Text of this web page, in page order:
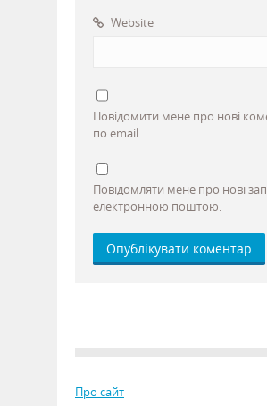
Website
Повідомити мене про нові
по email.
Повідомляти мене про нові
електронною поштою.
Про сайт